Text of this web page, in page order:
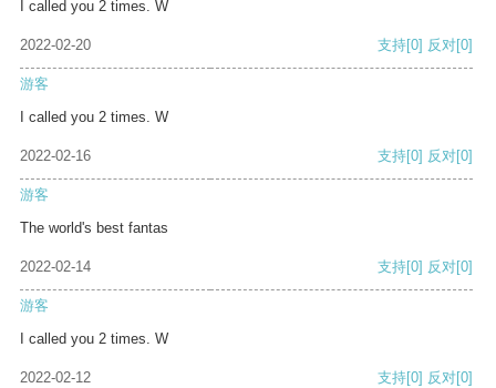
I called you 2 times. W
2022-02-20 支持[0] 反对[0]
游客
I called you 2 times. W
2022-02-16 支持[0] 反对[0]
游客
The world's best fantas
2022-02-14 支持[0] 反对[0]
游客
I called you 2 times. W
2022-02-12 支持[0] 反对[0]